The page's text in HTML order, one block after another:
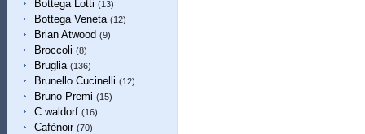
Bottega Lotti (13)
Bottega Veneta (12)
Brian Atwood (9)
Broccoli (8)
Bruglia (136)
Brunello Cucinelli (12)
Bruno Premi (15)
C.waldorf (16)
Cafènoir (70)